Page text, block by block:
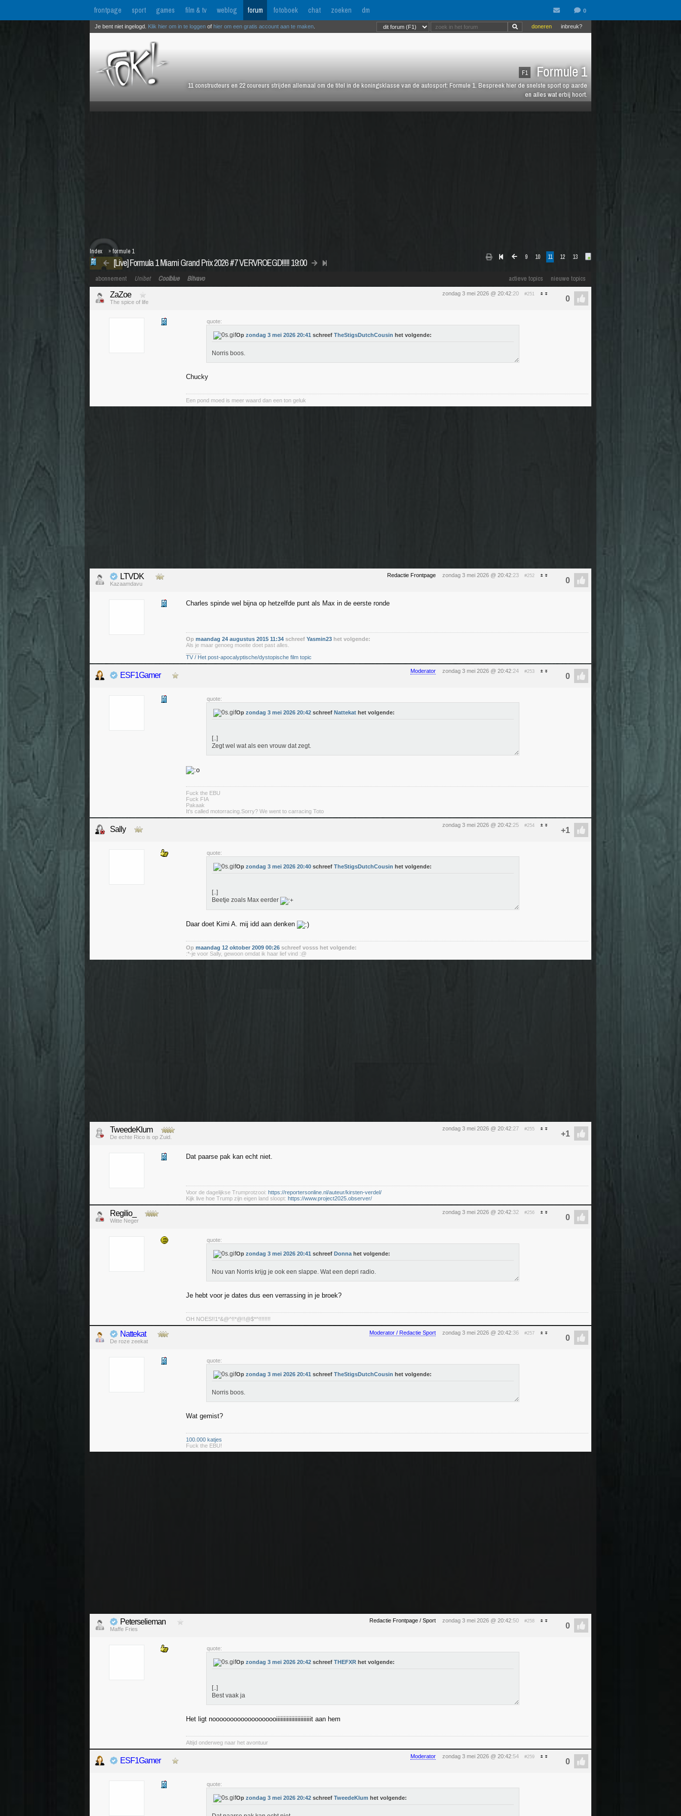
frontpage sport games film & tv weblog forum fotoboek chat zoeken dm
F1 Formule 1
11 constructeurs en 22 coureurs strijden allemaal om de titel in de koningsklasse van de autosport: Formule 1. Bespreek hier de snelste sport op aarde
en alles wat erbij hoort.
inbreuk?
doneren
Je bent niet ingelogd. Klik hier om in te loggen of hier om een gratis account aan te maken
9 10 11 12 13
[Live] Formula 1 Miami Grand Prix 2026 #7 VERVROEGD!!!!! 19:00
Index »formule 1
actieve topics nieuwe topics
abonnement Unibet Coolblue Bitvavo
zondag 3 mei 2026 @ 20:42:20 #251
ZaZoe
The spice of life
quote:
Op zondag 3 mei 2026 20:41 schreef TheStigsDutchCousin het volgende:
Norris boos.
Chucky
Een pond moed is meer waard dan een ton geluk
Redactie Frontpage zondag 3 mei 2026 @ 20:42:23 #252
LTVDK
Kazaamdavu
Charles spinde wel bijna op hetzelfde punt als Max in de eerste ronde
Op maandag 24 augustus 2015 11:34 schreef Yasmin23 het volgende:
Als je maar genoeg moeite doet past alles.
TV / Het post-apocalyptische/dystopische film topic
Moderator zondag 3 mei 2026 @ 20:42:24 #253
ESF1Gamer
quote:
Op zondag 3 mei 2026 20:42 schreef Nattekat het volgende:
[..]
Zegt wel wat als een vrouw dat zegt.
Fuck the EBU
Fuck FIA
Pakaak
It's called motorracing.Sorry? We went to carracing Toto
zondag 3 mei 2026 @ 20:42:25 #254
Sally
quote:
Op zondag 3 mei 2026 20:40 schreef TheStigsDutchCousin het volgende:
[..]
Beetje zoals Max eerder
Daar doet Kimi A. mij idd aan denken
Op maandag 12 oktober 2009 00:26 schreef vosss het volgende:
:*-je voor Sally, gewoon omdat ik haar lief vind :@
zondag 3 mei 2026 @ 20:42:27 #255
TweedeKlum
De echte Rico is op Zuid.
Dat paarse pak kan echt niet.
Voor de dagelijkse Trumprotzooi: https://reportersonline.nl/auteur/kirsten-verdel/
Kijk live hoe Trump zijn eigen land sloopt: https://www.project2025.observer/
zondag 3 mei 2026 @ 20:42:32 #256
Regilio_
Witte Neger
quote:
Op zondag 3 mei 2026 20:41 schreef Donna het volgende:
Nou van Norris krijg je ook een slappe. Wat een depri radio.
Je hebt voor je dates dus een verrassing in je broek?
OH NOES!!1*&@^!!*@!!@$*^!!!!!!!!
Moderator / Redactie Sport zondag 3 mei 2026 @ 20:42:36 #257
Nattekat
De roze zeekat
quote:
Op zondag 3 mei 2026 20:41 schreef TheStigsDutchCousin het volgende:
Norris boos.
Wat gemist?
100.000 katjes
Fuck the EBU!
Redactie Frontpage / Sport zondag 3 mei 2026 @ 20:42:50 #258
Peterselieman
Maffe Fries
quote:
Op zondag 3 mei 2026 20:42 schreef THEFXR het volgende:
[..]
Best vaak ja
Het ligt nooooooooooooooooooiiiiiiiiiiiiiiiiiiiiiiit aan hem
Altijd onderweg naar het avontuur
Moderator zondag 3 mei 2026 @ 20:42:54 #259
ESF1Gamer
quote:
Op zondag 3 mei 2026 20:42 schreef TweedeKlum het volgende: